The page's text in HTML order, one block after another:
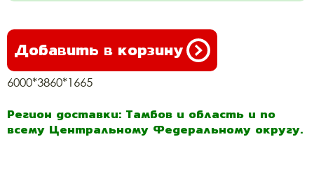
Добавить в корзину
6000*3860*1665
Регион доставки: Тамбов и область и по
всему Центральному Федеральному округу.